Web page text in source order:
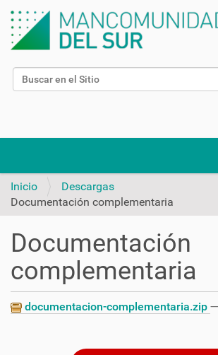
Buscar
v
Inicio
Descargas
Documentación complementaria
Documentación
complementaria
documentacion-complementaria.zip